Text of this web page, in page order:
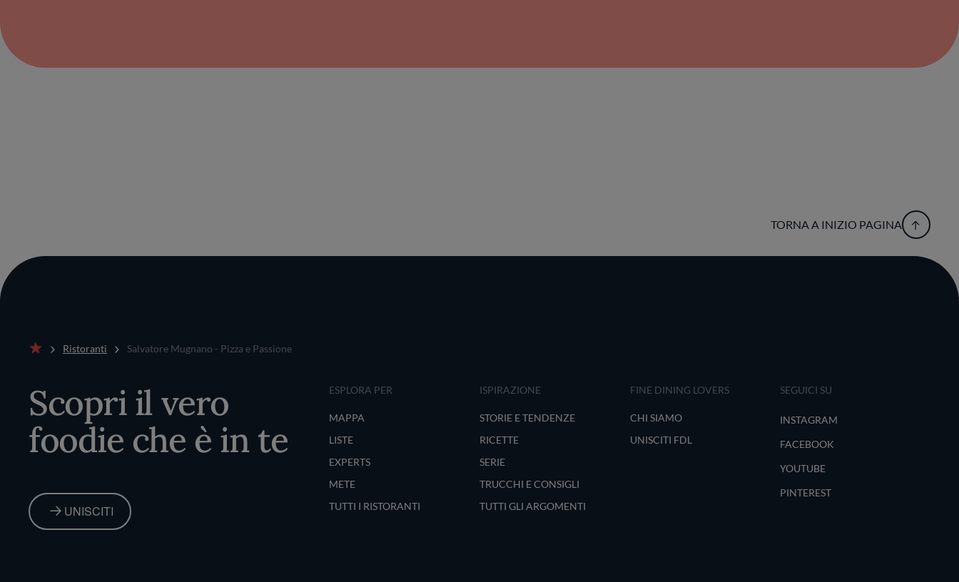
TORNA A INIZIO PAGINA
Ristoranti Salvatore Mugnano - Pizza e Passione
Scopri il vero
foodie che è in te
UNISCITI
ESPLORA PER
MAPPA
LISTE
EXPERTS
METE
TUTTI I RISTORANTI
ISPIRAZIONE
STORIE E TENDENZE
RICETTE
SERIE
TRUCCHI E CONSIGLI
TUTTI GLI ARGOMENTI
FINE DINING LOVERS
CHI SIAMO
UNISCITI FDL
SEGUICI SU
INSTAGRAM
FACEBOOK
YOUTUBE
PINTEREST